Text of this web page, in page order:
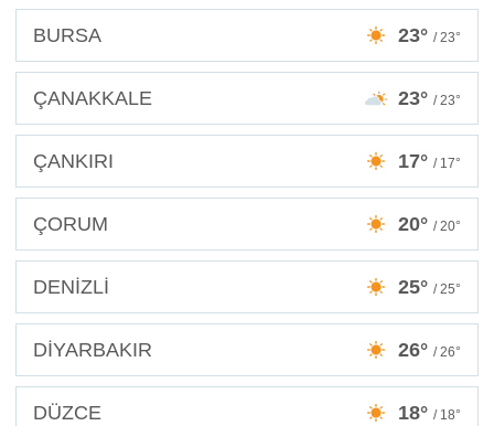
BURSA 23° / 23°
ÇANAKKALE 23° / 23°
ÇANKIRI 17° / 17°
ÇORUM 20° / 20°
DENİZLİ 25° / 25°
DİYARBAKIR 26° / 26°
DÜZCE 18° / 18°